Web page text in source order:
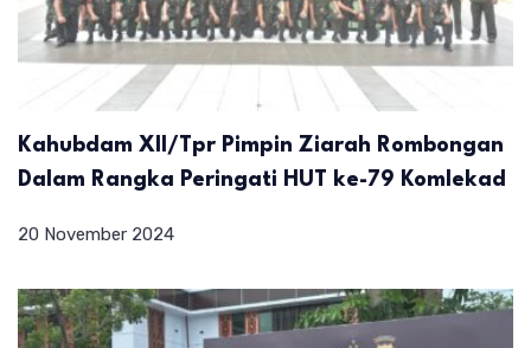
Kahubdam XII/Tpr Pimpin Ziarah Rombongan
Dalam Rangka Peringati HUT ke-79 Komlekad
20 November 2024